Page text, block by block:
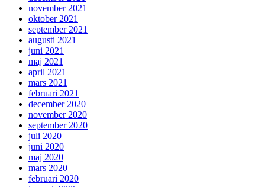
november 2021
oktober 2021
september 2021
augusti 2021
juni 2021
maj 2021
april 2021
mars 2021
februari 2021
december 2020
november 2020
september 2020
juli 2020
juni 2020
maj 2020
mars 2020
februari 2020